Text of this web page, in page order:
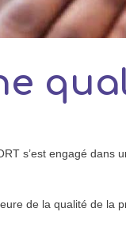
s’est engagé
de la qualité de la